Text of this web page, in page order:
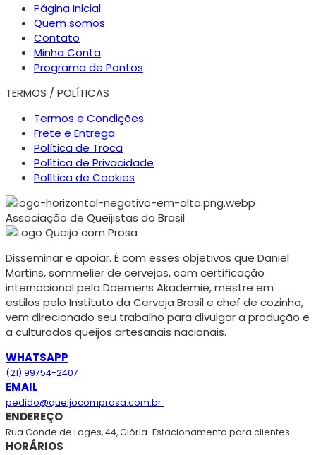
Página Inicial
Quem somos
Contato
Minha Conta
Programa de Pontos
TERMOS / POLÍTICAS
Termos e Condições
Frete e Entrega
Política de Troca
Política de Privacidade
Política de Cookies
Associação de Queijistas do Brasil
Disseminar e apoiar. É com esses objetivos que Daniel
Martins, sommelier de cervejas, com certificação
internacional pela Doemens Akademie, mestre em
estilos pelo Instituto da Cerveja Brasil e chef de cozinha,
vem direcionado seu trabalho para divulgar a produção e
a culturados queijos artesanais nacionais.
WHATSAPP
(21) 99754-2407
EMAIL
pedido@queijocomprosa.com.br
ENDEREÇO
Rua Conde de Lages, 44, Glória Estacionamento para clientes.
HORÁRIOS